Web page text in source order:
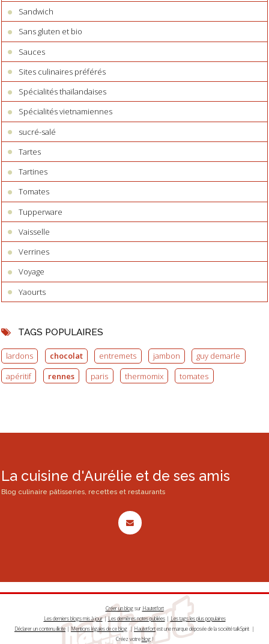
Sandwich
Sans gluten et bio
Sauces
Sites culinaires préférés
Spécialités thaïlandaises
Spécialités vietnamiennes
sucré-salé
Tartes
Tartines
Tomates
Tupperware
Vaisselle
Verrines
Voyage
Yaourts
TAGS POPULAIRES
lardons chocolat entremets jambon
guy demarle
apéritif
rennes paris thermomix tomates
La cuisine d'Aurélie et de ses amis
Blog culinaire pâtisseries, recettes et restaurants
Créer un blogsur Hautetfort
Les derniers blogs mis à jour|Les dernières notes publiées| Les tags les plus populaires
Déclarer un contenu illicite| Mentions légales de ce blog |Hautetfortest une marque déposée de la société talkSpirit |
Créez votreblog!